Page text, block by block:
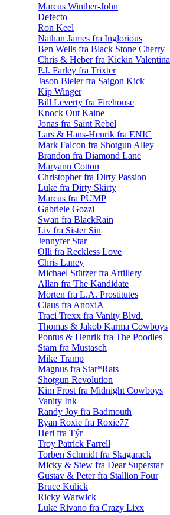
Marcus Winther-John
Defecto
Ron Keel
Nathan James fra Inglorious
Ben Wells fra Black Stone Cherry
Chris & Heber fra Kickin Valentina
P.J. Farley fra Trixter
Jason Bieler fra Saigon Kick
Kip Winger
Bill Leverty fra Firehouse
Knock Out Kaine
Jonas fra Saint Rebel
Lars & Hans-Henrik fra ENIC
Mark Falcon fra Shotgun Alley
Brandon fra Diamond Lane
Maryann Cotton
Christopher fra Dirty Passion
Luke fra Dirty Skirty
Marcus fra PUMP
Gabriele Gozzi
Swan fra BlackRain
Liv fra Sister Sin
Jennyfer Star
Olli fra Reckless Love
Chris Laney
Michael Stützer fra Artillery
Allan fra The Kandidate
Morten fra L.A. Prostitutes
Claus fra AnoxiA
Traci Trexx fra Vanity Blvd.
Thomas & Jakob Karma Cowboys
Pontus & Henrik fra The Poodles
Stam fra Mustasch
Mike Tramp
Magnus fra Star*Rats
Shotgun Revolution
Kim Frost fra Midnight Cowboys
Vanity Ink
Randy Joy fra Badmouth
Ryan Roxie fra Roxie77
Heri fra Týr
Troy Patrick Farrell
Torben Schmidt fra Skagarack
Micky & Stew fra Dear Superstar
Gustav & Peter fra Stallion Four
Bruce Kulick
Ricky Warwick
Luke Rivano fra Crazy Lixx